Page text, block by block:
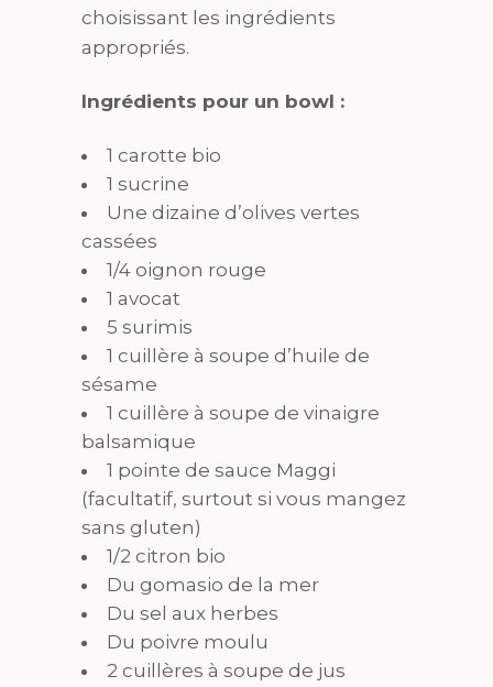
choisissant les ingrédients
appropriés.
Ingrédients pour un bowl :
1 carotte bio
1 sucrine
Une dizaine d’olives vertes
cassées
1/4 oignon rouge
1 avocat
5 surimis
1 cuillère à soupe d’huile de
sésame
1 cuillère à soupe de vinaigre
balsamique
1 pointe de sauce Maggi
(facultatif, surtout si vous mangez
sans gluten)
1/2 citron bio
Du gomasio de la mer
Du sel aux herbes
Du poivre moulu
2 cuillères à soupe de jus